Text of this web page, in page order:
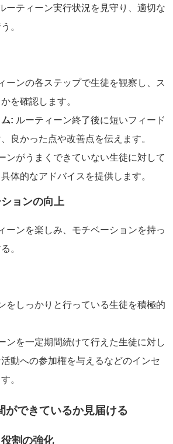
ーティーン実行状況を見守り、適切な
。
ーンの各ステップで生徒を観察し、ス
を確認します。
: ルーティーン終了後に短いフィード
良かった点や改善点を伝えます。
ンがうまくできていない生徒に対して
体的なアドバイスを提供します。
ョンの向上
ーンを楽しみ、モチベーションを持っ
。
をしっかりと行っている生徒を積極的
ンを一定期間続けて行えた生徒に対し
動への参加権を与えるなどのインセ
。
ができているか見届ける
割の強化